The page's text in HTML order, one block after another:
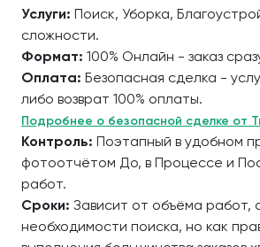
Услуги: Поиск, Уборка,
сложности.
Формат: 100% Онлайн - заказ
Оплата: Безопасная сделка -
либо возврат 100% оплаты.
Подробнее о безопасной сделке от
Контроль: Поэтапный в удобном
фотоотчётом До, в Процессе и
работ.
Сроки: Зависит от объёма работ,
необходимости поиска, но как